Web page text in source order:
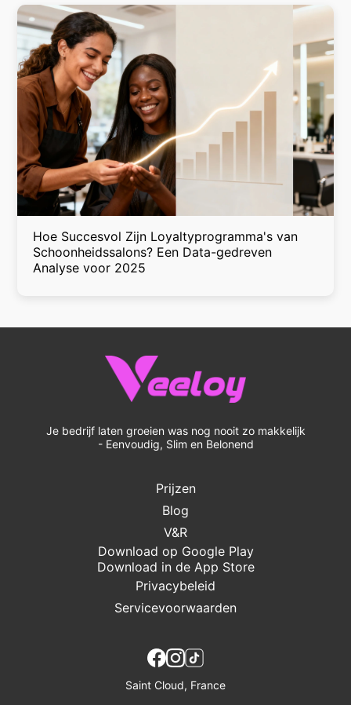
Hoe Succesvol Zijn Loyaltyprogramma's van
Schoonheidssalons? Een Data-gedreven
Analyse voor 2025
Je bedrijf laten groeien was nog nooit zo makkelijk
- Eenvoudig, Slim en Belonend
Prijzen
Blog
V&R
Download op Google Play
Download in de App Store
Privacybeleid
Servicevoorwaarden
Saint Cloud, France